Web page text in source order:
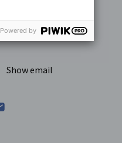
Show email
Powered by